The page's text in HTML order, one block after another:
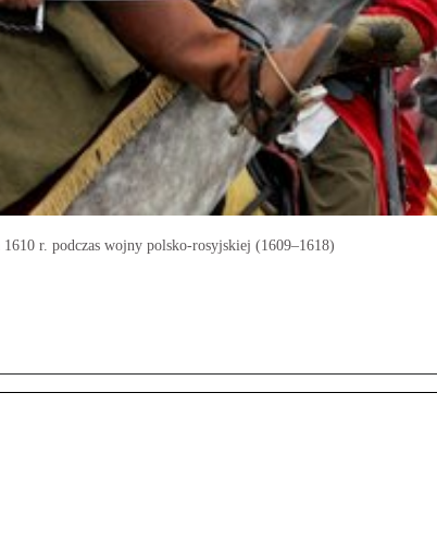
r. podczas wojny polsko-rosyjskiej (1609–1618)